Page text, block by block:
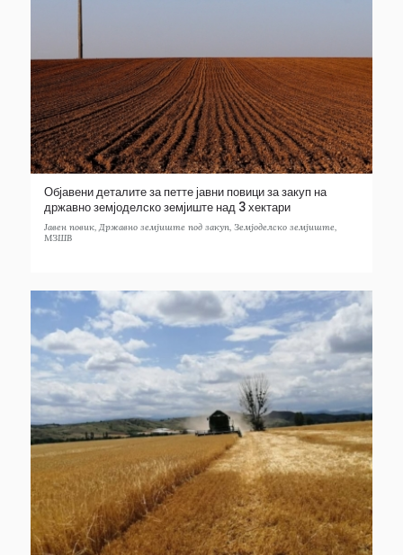
Објавени деталите за петте јавни повици за закуп на
државно земјоделско земјиште над 3 хектари
Јавен повик, Државно земјиште под закуп, Земјоделско земјиште,
МЗШВ